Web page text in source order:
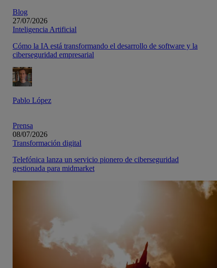
Blog
27/07/2026
Inteligencia Artificial
Cómo la IA está transformando el desarrollo de software y la
ciberseguridad empresarial
Pablo López
Prensa
08/07/2026
Transformación digital
Telefónica lanza un servicio pionero de ciberseguridad
gestionada para midmarket